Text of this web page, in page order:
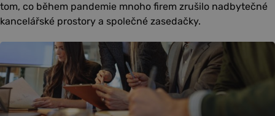
tom, co během pandemie mnoho firem zrušilo nadbytečné
kancelářské prostory a společné zasedačky.